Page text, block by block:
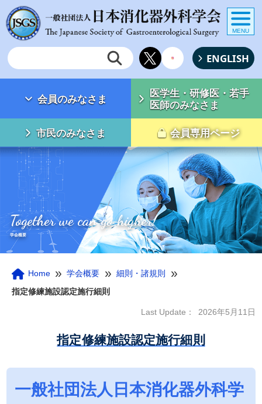
ENGLISH
会員のみなさま
医学生・研修医・若手
医師のみなさま
市民のみなさま 会員専用ページ
MENU
学会概要
Together we can go higher!
Home » 学会概要 » 細則・諸規則 »
指定修練施設認定施行細則
Last Update： 2026年5月11日
指定修練施設認定施行細則
一般社団法人日本消化器外科学